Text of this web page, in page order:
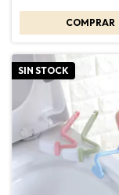
SIN STOCK